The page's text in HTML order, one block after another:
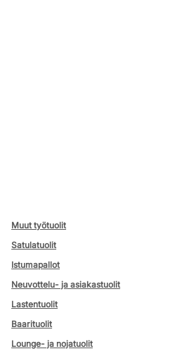
Muut työtuolit
Satulatuolit
Istumapallot
Neuvottelu- ja asiakastuolit
Lastentuolit
Baarituolit
Lounge- ja nojatuolit